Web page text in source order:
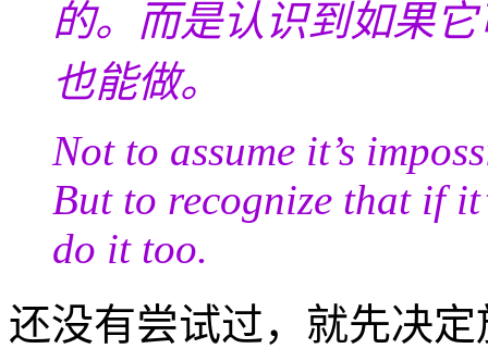
的。而是认识到如果
也能做。
Not to assume it’s
But to recognize that if
do it too.
还没有尝试过，就先决